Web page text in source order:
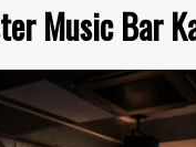
Music Bar